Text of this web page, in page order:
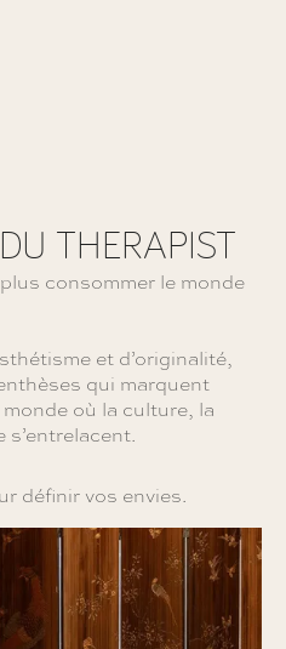
THERAPIST
consommer le monde
et d’originalité,
qui marquent
où la culture, la
s’entrelacent.
définir vos envies.